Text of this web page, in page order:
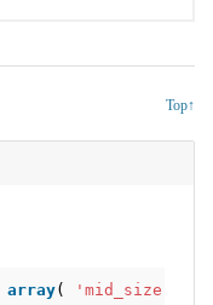
Top↑
array( 'mid_size'